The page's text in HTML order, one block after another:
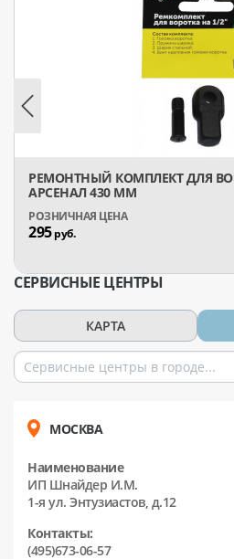
РЕМОНТНЫЙ КОМПЛЕКТ ДЛЯ
АРСЕНАЛ 430 ММ
295руб.
СЕРВИСНЫЕ ЦЕНТРЫ
КАРТА
МОСКВА
Наименование
ИП Шнайдер И.М.
1-я ул. Энтузиастов, д.12
Контакты:
(495)673-06-57